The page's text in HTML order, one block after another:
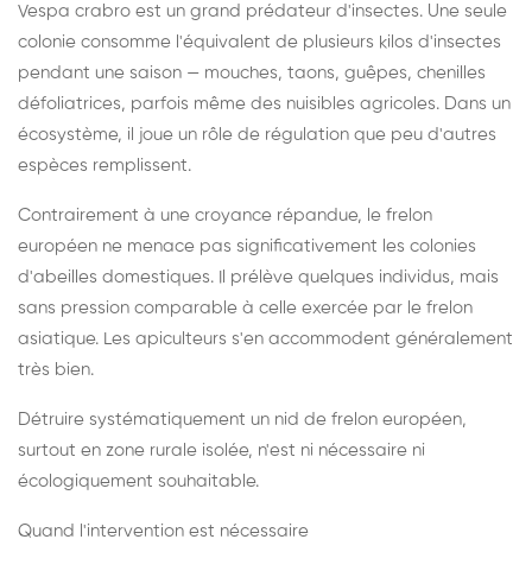
Vespa crabro est un grand prédateur d'insectes. Une seule
colonie consomme l'équivalent de plusieurs kilos d'insectes
pendant une saison — mouches, taons, guêpes, chenilles
défoliatrices, parfois même des nuisibles agricoles. Dans un
écosystème, il joue un rôle de régulation que peu d'autres
espèces remplissent.
Contrairement à une croyance répandue, le frelon
européen ne menace pas significativement les colonies
d'abeilles domestiques. Il prélève quelques individus, mais
sans pression comparable à celle exercée par le frelon
asiatique. Les apiculteurs s'en accommodent généralement
très bien.
Détruire systématiquement un nid de frelon européen,
surtout en zone rurale isolée, n'est ni nécessaire ni
écologiquement souhaitable.
Quand l'intervention est nécessaire